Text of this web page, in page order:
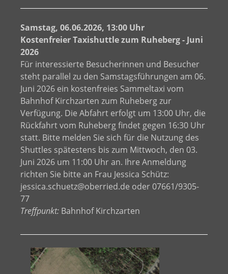
Samstag, 06.06.2026, 13:00 Uhr
Kostenfreier Taxishuttle zum Ruheberg - Juni
2026
Für interessierte Besucherinnen und Besucher
steht parallel zu den Samstagsführungen am 06.
Juni 2026 ein kostenfreies Sammeltaxi vom
Bahnhof Kirchzarten zum Ruheberg zur
Verfügung. Die Abfahrt erfolgt um 13:00 Uhr, die
Rückfahrt vom Ruheberg findet gegen 16:30 Uhr
statt. Bitte melden Sie sich für die Nutzung des
Shuttles spätestens bis zum Mittwoch, den 03.
Juni 2026 um 11:00 Uhr an. Ihre Anmeldung
richten Sie bitte an Frau Jessica Schütz:
jessica.schuetz@oberried.de oder 07661/9305-
77
Treffpunkt: Bahnhof Kirchzarten